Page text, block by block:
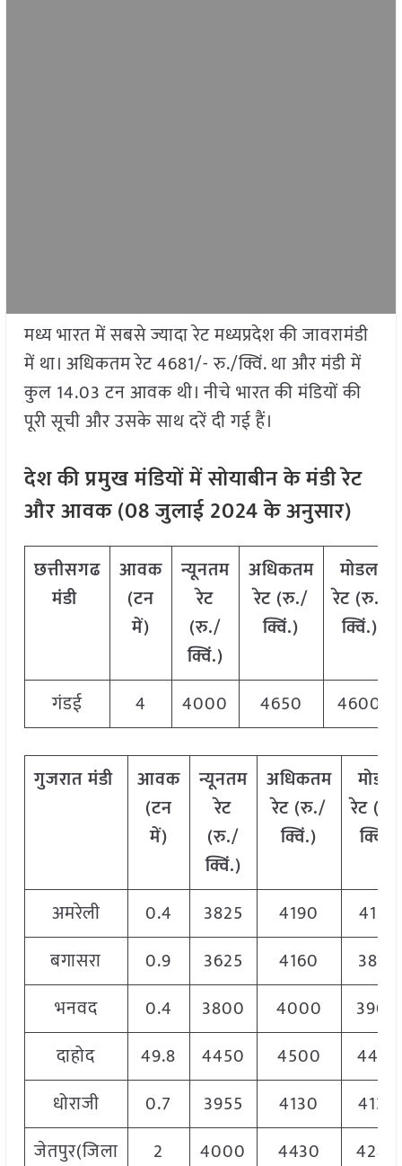
मध्य भारत में सबसे ज्यादा रेट मध्यप्रदेश की जावरामंडी
में था। अधिकतम रेट 4681/- रु./क्विं. था और मंडी में
कुल 14.03 टन आवक थी। नीचे भारत की मंडियों की
पूरी सूची और उसके साथ दरें दी गई हैं।
देश की प्रमुख मंडियों में सोयाबीन के मंडी रेट
और आवक (08जुलाई2024के अनुसार)
छत्तीसगढ
मंडी
आवक
(टन
में)
न्यूनतम
रेट
(रु./
क्विं.)
अधिकतम
रेट (रु./
क्विं.)
मोडल
रेट (रु./
क्विं.)
गंडई 4 4000 4650 4600
गुजरात मंडी
आवक
(टन
में)
न्यूनतम
रेट
(रु./
क्विं.)
अधिकतम
रेट (रु./
क्विं.)
मोडल
रेट (
क्विं.)
अमरेली 0.4 3825 4190
4155
बगासरा
0.9 3625 4160
3892
भनवद
0.4 3800 4000
3900
दाहोद
49.8 4450 4500
4475
धोराजी
0.7 3955 4130
4130
जेतपुर(जिला
2 4000 4430 4280